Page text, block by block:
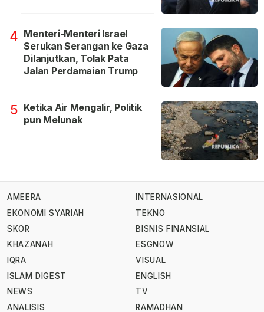
4 Menteri-Menteri Israel
Serukan Serangan ke Gaza
Dilanjutkan, Tolak Pata
Jalan Perdamaian Trump
5 Ketika Air Mengalir, Politik
pun Melunak
AMEERA
EKONOMI SYARIAH
SKOR
KHAZANAH
IQRA
ISLAM DIGEST
NEWS
ANALISIS
INTERNASIONAL
TEKNO
BISNIS FINANSIAL
ESGNOW
VISUAL
ENGLISH
TV
RAMADHAN